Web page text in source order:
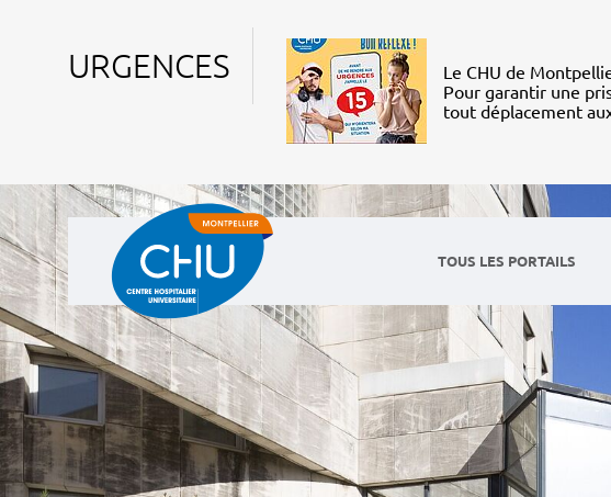
URGENCES
Le CHU de
Pour garantir une
tout déplacement
TOUS LES PORTAILS